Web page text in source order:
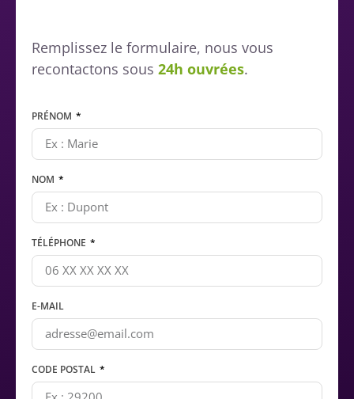
Remplissez le formulaire, nous vous
recontactons sous 24h ouvrées.
PRÉNOM
NOM
TÉLÉPHONE
E-MAIL
CODE POSTAL